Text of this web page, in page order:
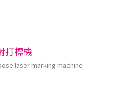
打標機
laser marking machine